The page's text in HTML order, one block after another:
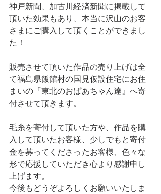
神戸新聞、加古川経済新聞に掲載して
頂いた効果もあり、本当に沢山のお客
さまにご購入して頂くことができまし
た！
販売させて頂いた作品の売り上げは全
て福島県飯館村の国見仮設住宅にお住
まいの『東北のおばあちゃん達』へ寄
付させて頂きます。
毛糸を寄付して頂いた方や、作品を購
入して頂いたお客様、少しでもと寄付
金を募ってくださったお客様、色々な
形で応援していただき心より感謝申し
上げます。
今後もどうぞよろしくお願いいたしま